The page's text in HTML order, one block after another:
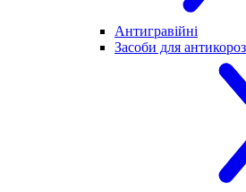
Антигравійні
Засоби для